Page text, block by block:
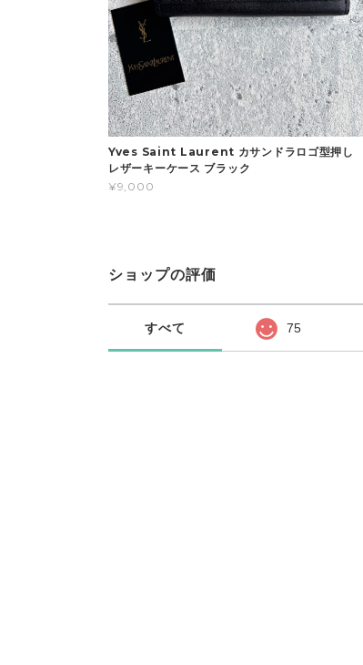
Yves Saint Laurent カサンドラロゴ型押し
レザーキーケース ブラック
¥9,000
ショップの評価
すべて 75